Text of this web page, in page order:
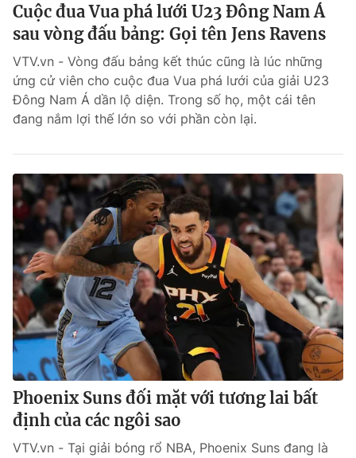
Cuộc đua Vua phá lưới U23 Đông Nam Á
sau vòng đấu bảng: Gọi tên Jens Ravens
VTV.vn - Vòng đấu bảng kết thúc cũng là lúc những
ứng cử viên cho cuộc đua Vua phá lưới của giải U23
Đông Nam Á dần lộ diện. Trong số họ, một cái tên
đang nắm lợi thế lớn so với phần còn lại.
Phoenix Suns đối mặt với tương lai bất
định của các ngôi sao
VTV.vn - Tại giải bóng rổ NBA, Phoenix Suns đang là